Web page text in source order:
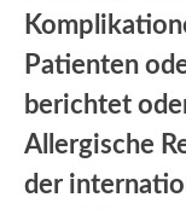
Patienten
berichtet
Allergische
der